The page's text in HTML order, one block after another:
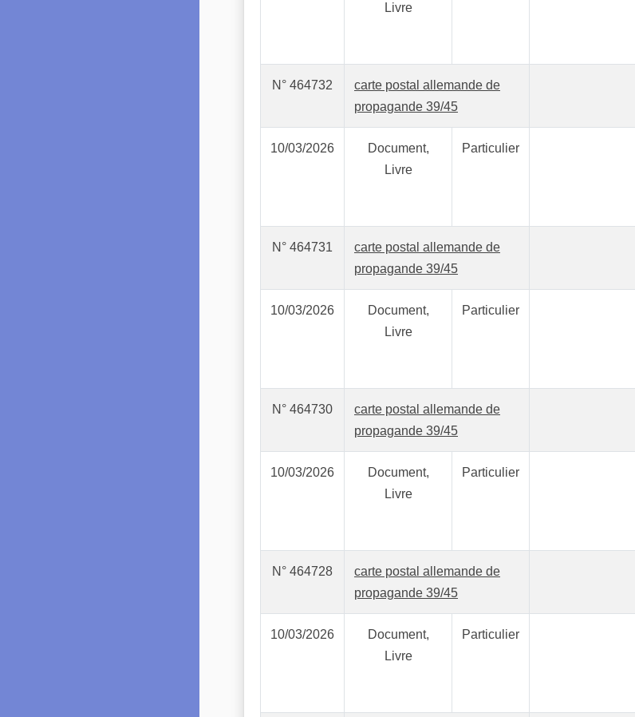
Livre
N° 464732
carte postal allemande de
propagande 39/45
10/03/2026
Document,
Livre
Particulier
N° 464731
carte postal allemande de
propagande 39/45
10/03/2026
Document,
Livre
Particulier
N° 464730
carte postal allemande de
propagande 39/45
10/03/2026
Document,
Livre
Particulier
N° 464728
carte postal allemande de
propagande 39/45
10/03/2026
Document,
Livre
Particulier